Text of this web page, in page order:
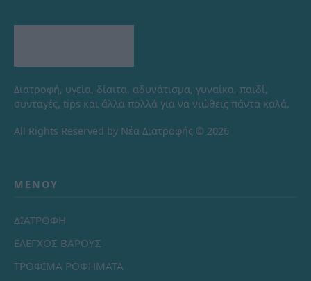
Διατροφή, υγεία, δίαιτα, αδυνάτισμα, γυναίκα, παιδί,
συνταγές, tips και άλλα πολλά για να νιώθεις πάντα καλά.
All Rights Reserved by Νέα Διατροφής © 2026
ΜΕΝΟΎ
ΔΙΑΤΡΟΦΗ
ΕΛΕΓΧΟΣ ΒΑΡΟΥΣ
ΤΡΟΦΙΜΑ ΡΟΦΗΜΑΤΑ